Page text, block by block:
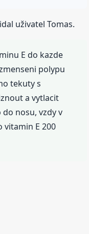
uživatel Tomas.
E do kazde
polypu
tekuty s
a vytlacit
nosu, vzdy v
vitamin E 200